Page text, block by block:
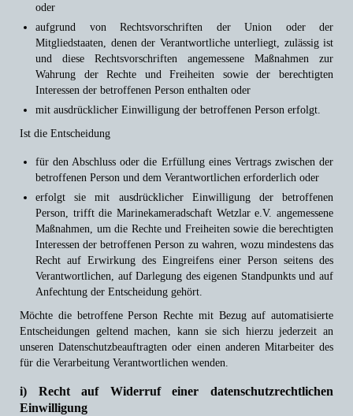
oder
aufgrund von Rechtsvorschriften der Union oder der
Mitgliedstaaten, denen der Verantwortliche unterliegt, zulässig ist
und diese Rechtsvorschriften angemessene Maßnahmen zur
Wahrung der Rechte und Freiheiten sowie der berechtigten
Interessen der betroffenen Person enthalten oder
mit ausdrücklicher Einwilligung der betroffenen Person erfolgt.
Ist die Entscheidung
für den Abschluss oder die Erfüllung eines Vertrags zwischen der
betroffenen Person und dem Verantwortlichen erforderlich oder
erfolgt sie mit ausdrücklicher Einwilligung der betroffenen
Person, trifft die Marinekameradschaft Wetzlar e.V. angemessene
Maßnahmen, um die Rechte und Freiheiten sowie die berechtigten
Interessen der betroffenen Person zu wahren, wozu mindestens das
Recht auf Erwirkung des Eingreifens einer Person seitens des
Verantwortlichen, auf Darlegung des eigenen Standpunkts und auf
Anfechtung der Entscheidung gehört.
Möchte die betroffene Person Rechte mit Bezug auf automatisierte
Entscheidungen geltend machen, kann sie sich hierzu jederzeit an
unseren Datenschutzbeauftragten oder einen anderen Mitarbeiter des
für die Verarbeitung Verantwortlichen wenden.
i) Recht auf Widerruf einer datenschutzrechtlichen
Einwilligung